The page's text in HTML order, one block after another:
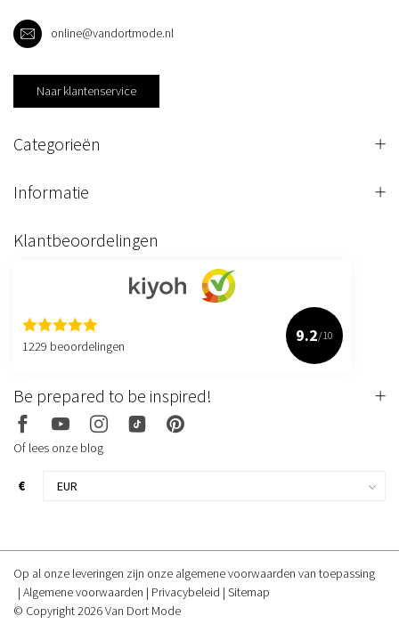
online@vandortmode.nl
Naar klantenservice
Categorieën
Informatie
Klantbeoordelingen
1229 beoordelingen
9.2/10
Be prepared to be inspired!
Of lees onze blog
€
Op al onze leveringen zijn onze algemene voorwaarden van toepassing
Algemene voorwaarden
Privacybeleid Sitemap
© Copyright 2026 Van Dort Mode